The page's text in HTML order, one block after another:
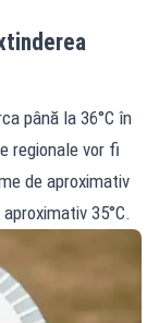
până la 36°C în
regionale vor fi
de aproximativ
35°C.